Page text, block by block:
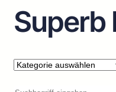
Superb
Kategorie
auswählen